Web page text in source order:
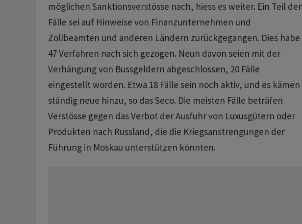
möglichen Sanktionsverstösse nach, hiess es weiter. Ein Teil der
Fälle sei auf Hinweise von Finanzunternehmen und
Zollbeamten und anderen Ländern zurückgegangen. Dies habe
47 Verfahren nach sich gezogen. Neun davon seien mit der
Verhängung von Bussgeldern abgeschlossen, 20 Fälle
eingestellt worden. Etwa 18 Fälle sein noch aktiv, und es kämen
ständig neue hinzu, so das Seco. Die meisten Fälle beträfen
Verstösse gegen das Verbot der Ausfuhr von Luxusgütern oder
Produkten nach Russland, die die Kriegsanstrengungen der
Führung in Moskau unterstützen könnten.